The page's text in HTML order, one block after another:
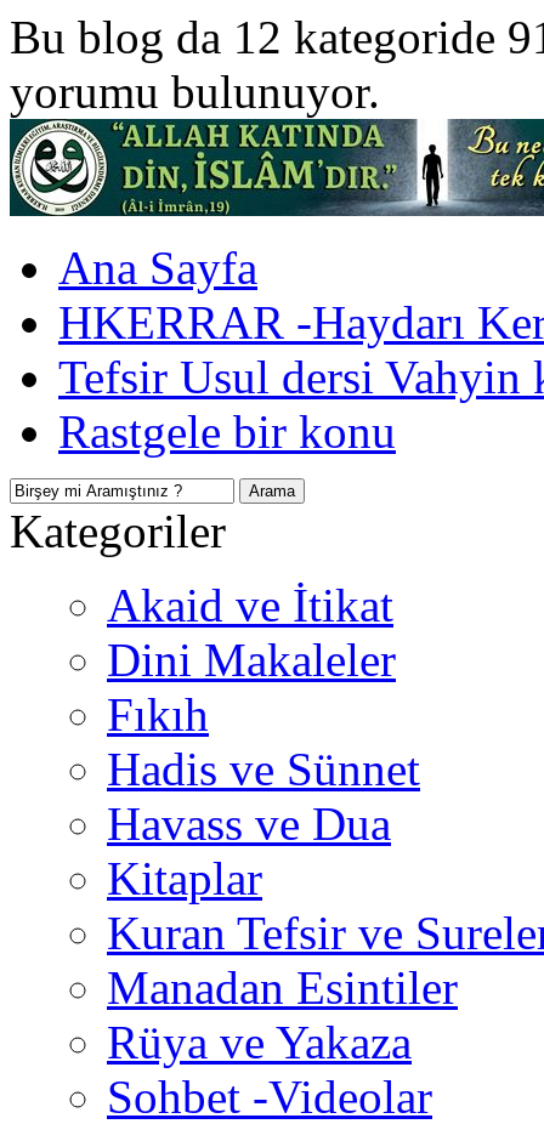
Bu blog da 12 kategoride
yorumu bulunuyor.
Ana Sayfa
HKERRAR -Haydarı
Tefsir Usul dersi Vahyin
Rastgele bir konu
Kategoriler
Akaid ve İtikat
Dini Makaleler
Fıkıh
Hadis ve Sünnet
Havass ve Dua
Kitaplar
Kuran Tefsir ve
Manadan Esintiler
Rüya ve Yakaza
Sohbet -Videolar